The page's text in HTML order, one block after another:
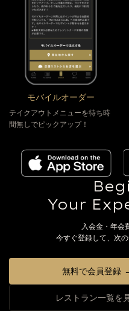
モバイルオーダー
テイクアウトメニューを待ち時
間無しでピックアップ！
Your
入会金・年会
今すぐ登録して、次
無料で会員登録
レストラン一覧を